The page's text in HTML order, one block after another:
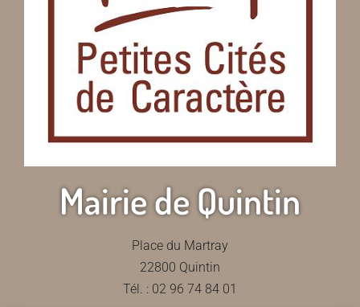
Mairie de Quintin
Place du Martray
22800 Quintin
Tél. : 02 96 74 84 01